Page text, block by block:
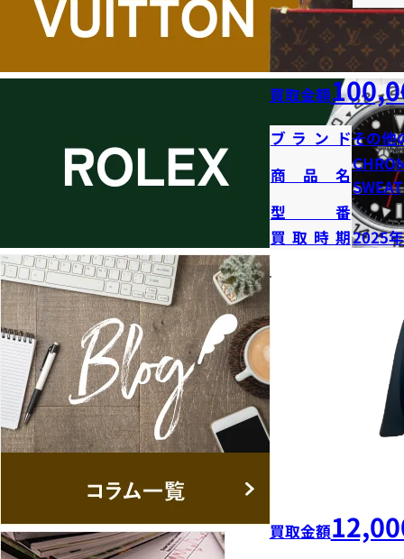
買取金額
ブランドその他
商品名
SWEAT
型番
買取時期2025
買取金額